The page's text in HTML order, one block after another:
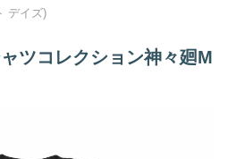
デイズ)
ツコレクション神々廻M